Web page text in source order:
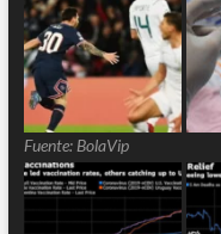
Fuente: BolaVip